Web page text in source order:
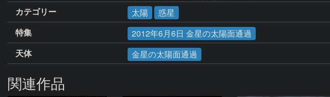
カテゴリー
太陽
惑星
特集
2012年6月6日 金星の太陽面通過
天体
金星の太陽面通過
関連作品